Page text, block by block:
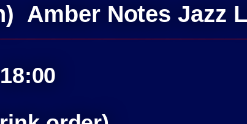
Amber Notes Jazz